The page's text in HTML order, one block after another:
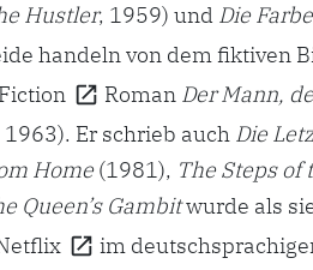
Hustler, 1959) und Die
handeln von dem fiktiven
Roman Der Mann,
1963). Er schrieb auch Die
Home(1981), The Steps of
Queen’s Gambitwurde als
im